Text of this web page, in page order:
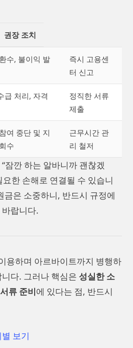
권장 조치
수, 불이익 발
즉시 고용센
터 신고
급 처리, 자격
정직한 서류
제출
여 중단 및 지
수
근무시간 관
리 철저
잠깐 하는 알바니까 괜찮겠
한 손해로 연결될 수 있습니
금은 소중하니, 반드시 규정에
랍니다.
용하며 아르바이트까지 병행하
다. 그러나 핵심은 성실한 소
류 준비에 있다는 점, 반드시
보기